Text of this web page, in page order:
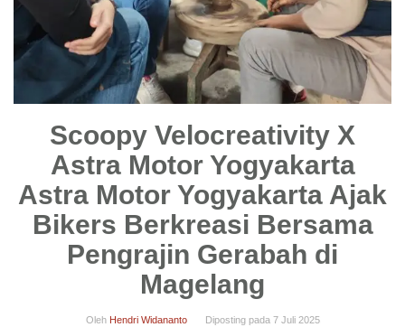
Scoopy Velocreativity X
Astra Motor Yogyakarta
Astra Motor Yogyakarta Ajak
Bikers Berkreasi Bersama
Pengrajin Gerabah di
Magelang
Oleh Hendri Widananto Diposting pada 7 Juli 2025